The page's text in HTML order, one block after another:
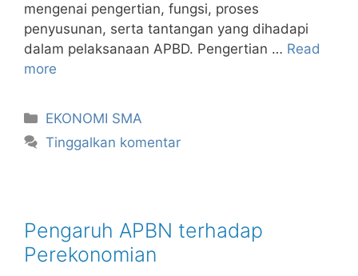
mengenai pengertian, fungsi, proses
penyusunan, serta tantangan yang dihadapi
dalam pelaksanaan APBD. Pengertian … Read
more
Kategori
EKONOMI SMA
Tinggalkan komentar
Pengaruh APBN terhadap
Perekonomian